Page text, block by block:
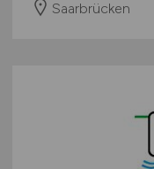
Saarbrücken